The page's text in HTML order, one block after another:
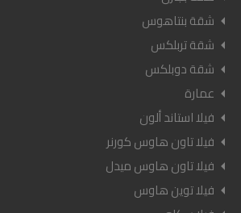
شقة بنتاهوس
شقة تربلكس
شقة دوبلكس
عمارة
فيلا استاند ألون
فيلا تاون هاوس كورنر
فيلا تاون هاوس ميدل
فيلا توين هاوس